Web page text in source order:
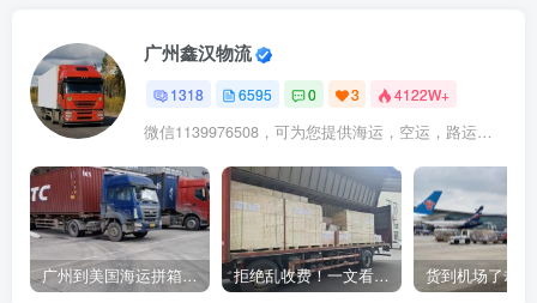
广州鑫汉物流
1318 6595 0 3 4122W+
微信1139976508，可为您提供海运，空运，路运，铁路运输
广州到美国海运拼箱多少钱？2024年最新运费构成+隐藏费用避坑指南 拒绝乱收费！一文看懂中国货代计费套路，教你避开所有隐形坑